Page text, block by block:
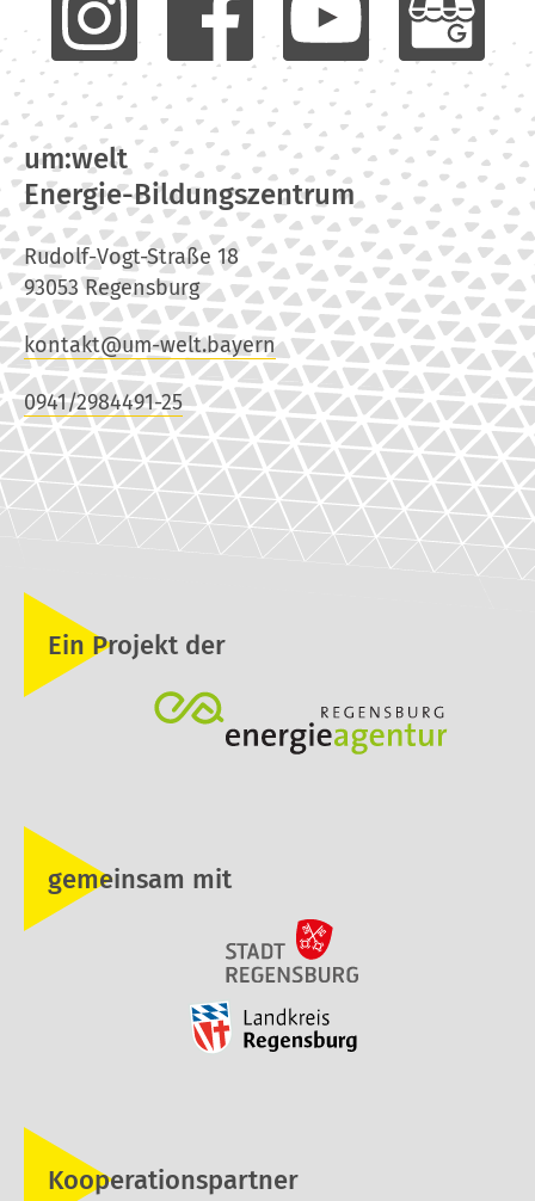
um:welt
Energie-Bildungszentrum
Rudolf-Vogt-Straße 18
93053 Regensburg
kontakt@um-welt.bayern
0941/2984491-25
Ein Projekt der
gemeinsam mit
Kooperationspartner